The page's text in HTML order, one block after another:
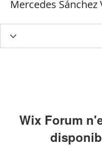
Mercedes Sánchez
Wix Forum